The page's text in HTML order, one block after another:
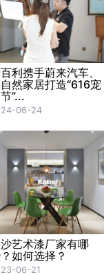
利携手蔚来汽车、
然家居打造“616宠
”...
06-24
艺术漆厂家有哪
如何选择？
06-21